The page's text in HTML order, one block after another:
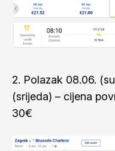
2. Polazak 08.06.
(srijeda) – cijena
30€